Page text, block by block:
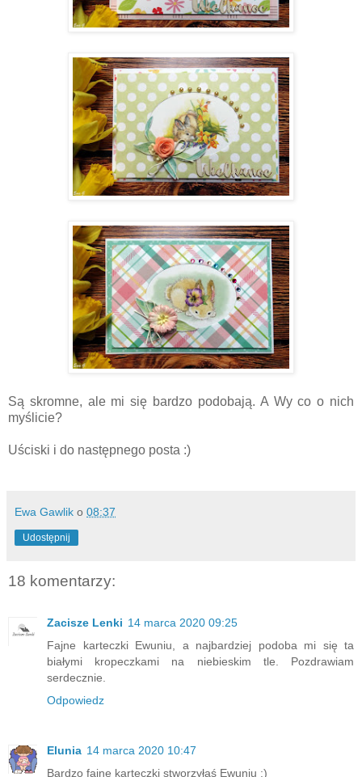
Są skromne, ale mi się bardzo podobają. A Wy co o nich
myślicie?
Uściski i do następnego posta :)
Ewa Gawlik o 08:37
Udostępnij
18 komentarzy:
Zacisze Lenki 14 marca 2020 09:25
Fajne karteczki Ewuniu, a najbardziej podoba mi się ta
białymi kropeczkami na niebieskim tle. Pozdrawiam
serdecznie.
Odpowiedz
Elunia 14 marca 2020 10:47
Bardzo fajne karteczki stworzyłaś Ewuniu :)